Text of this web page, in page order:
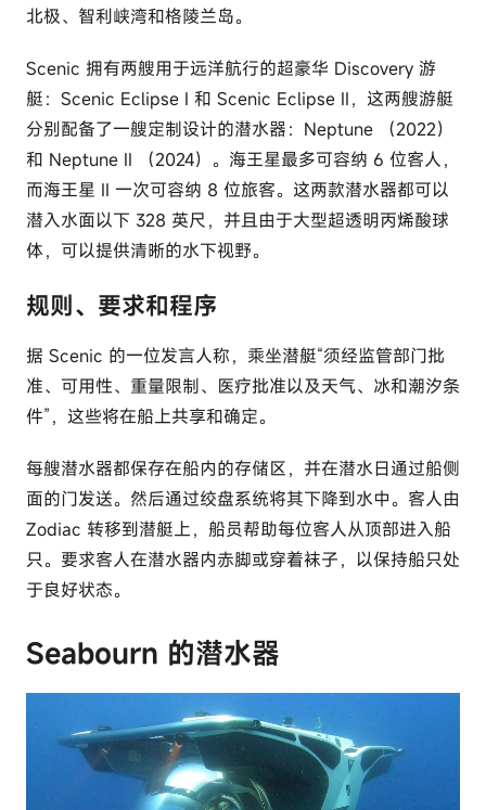
北极、智利峡湾和格陵兰岛。
Scenic 拥有两艘用于远洋航行的超豪华 Discovery 游
艇：Scenic Eclipse I 和 Scenic Eclipse II，这两艘游艇
分别配备了一艘定制设计的潜水器：Neptune （2022）
和 Neptune II （2024）。海王星最多可容纳 6 位客人，
而海王星 II 一次可容纳 8 位旅客。这两款潜水器都可以
潜入水面以下 328 英尺，并且由于大型超透明丙烯酸球
体，可以提供清晰的水下视野。
规则、要求和程序
据 Scenic 的一位发言人称，乘坐潜艇“须经监管部门批
准、可用性、重量限制、医疗批准以及天气、冰和潮汐条
件”，这些将在船上共享和确定。
每艘潜水器都保存在船内的存储区，并在潜水日通过船侧
面的门发送。然后通过绞盘系统将其下降到水中。客人由
Zodiac 转移到潜艇上，船员帮助每位客人从顶部进入船
只。要求客人在潜水器内赤脚或穿着袜子，以保持船只处
于良好状态。
Seabourn 的潜水器